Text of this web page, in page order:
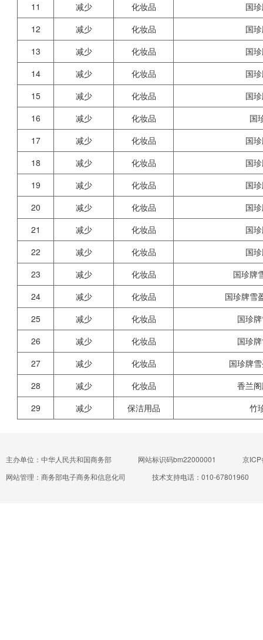
11
减少 化妆品
国
12
减少 化妆品
国
13
减少 化妆品
国
14
减少 化妆品
国
15
减少 化妆品
国
16
减少 化妆品
国
17
减少 化妆品
国
18
减少 化妆品
国
19
减少 化妆品
国
20
减少 化妆品
国
21
减少 化妆品
国
22
减少 化妆品
国
23
减少 化妆品
国珍牌
24
减少 化妆品
国珍牌雪
25
减少 化妆品
国珍
26
减少 化妆品
国珍
27
减少 化妆品
国珍牌
28
减少 化妆品
香兰
29
减少 保洁用品 竹
主办单位：中华人民共和国商务部 网站标识码bm22000001
京
网站管理：商务部电子商务和信息化司
技术支持电话：010-67801960